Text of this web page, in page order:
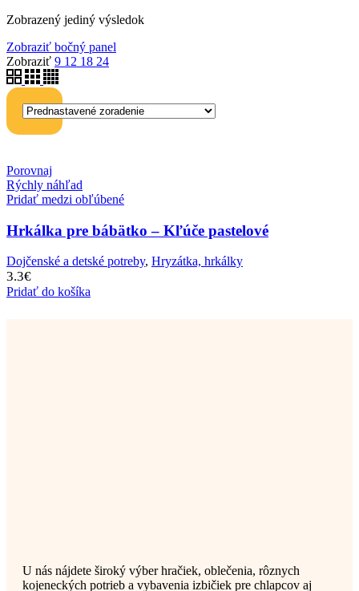
Zobrazený jediný výsledok
Zobraziť bočný panel
Zobraziť 9 12 18 24
Porovnaj
Rýchly náhľad
Pridať medzi obľúbené
Hrkálka pre bábätko – Kľúče pastelové
Dojčenské a detské potreby, Hryzátka, hrkálky
3.3€
Pridať do košíka
U nás nájdete široký výber hračiek, oblečenia, rôznych
kojeneckých potrieb a vybavenia izbičiek pre chlapcov aj